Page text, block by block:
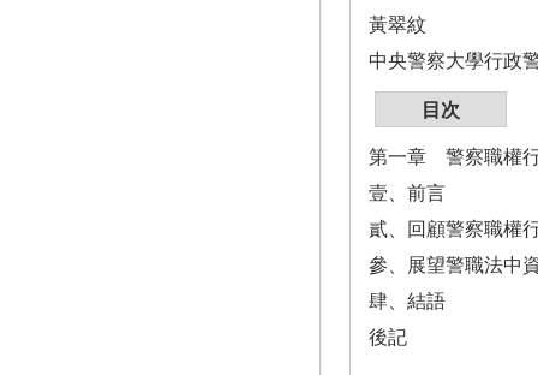
黃翠紋
中央警察大學行政
目次
第一章 警察職權行
壹、前言
貳、回顧警察職權
參、展望警職法中
肆、結語
後記